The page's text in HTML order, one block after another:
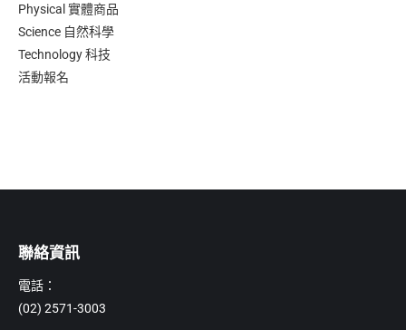
Physical 實體商品
Science 自然科學
Technology 科技
活動報名
聯絡資訊
電話：
(02) 2571-3003